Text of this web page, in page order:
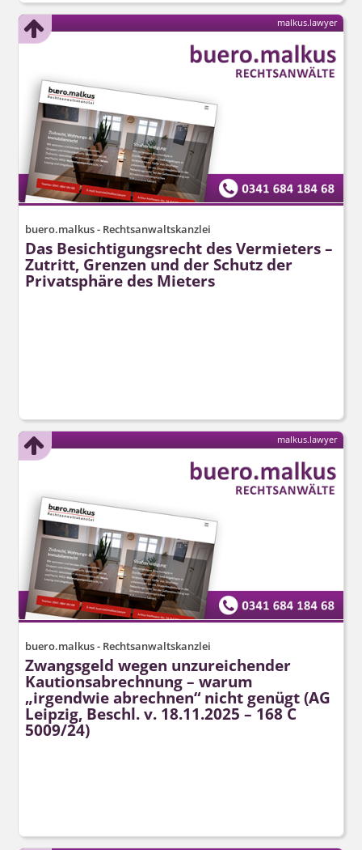
buero.malkus - Rechtsanwaltskanzlei
Das Besichtigungsrecht des Vermieters –
Zutritt, Grenzen und der Schutz der
Privatsphäre des Mieters
malkus.lawyer
buero.malkus - Rechtsanwaltskanzlei
Zwangsgeld wegen unzureichender
Kautionsabrechnung – warum
„irgendwie abrechnen“ nicht genügt (AG
Leipzig, Beschl. v. 18.11.2025 – 168 C
5009/24)
malkus.lawyer